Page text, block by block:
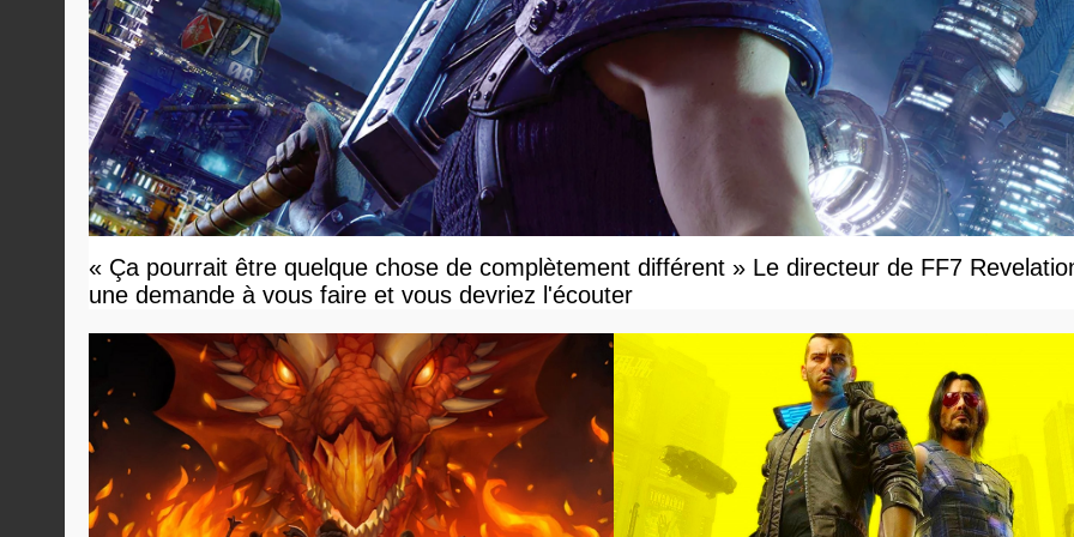
« Ça pourrait être quelque chose de complètement différent » Le directeur de FF7
une demande à vous faire et vous devriez l'écouter